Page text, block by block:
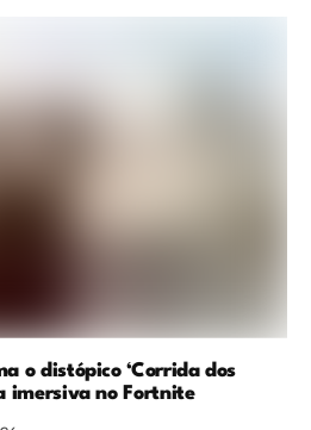
o distópico ‘Corrida dos
imersiva no Fortnite